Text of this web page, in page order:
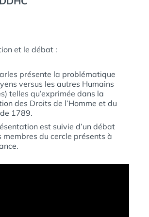
et le débat :
présente la problématique
versus les autres Humains
telles qu’exprimée dans la
des Droits de l’Homme et du
1789.
est suivie d’un débat
membres du cercle présents à